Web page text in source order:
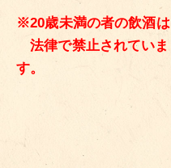
※20歳未満の者の飲酒は
法律で禁止されていま
す。